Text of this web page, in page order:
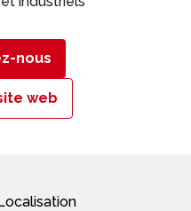
nous
web